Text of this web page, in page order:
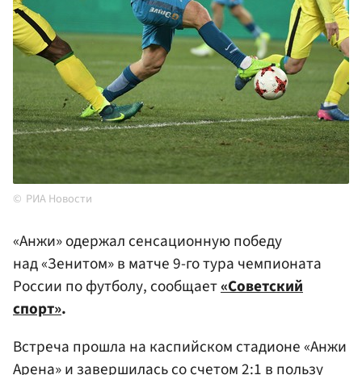
РИА Новости
«Анжи» одержал сенсационную победу
над «Зенитом» в матче 9-го тура чемпионата
России по футболу, сообщает«Советский
спорт».
Встреча прошла на каспийском стадионе «Анжи
Арена» и завершилась со счетом 2:1 в пользу